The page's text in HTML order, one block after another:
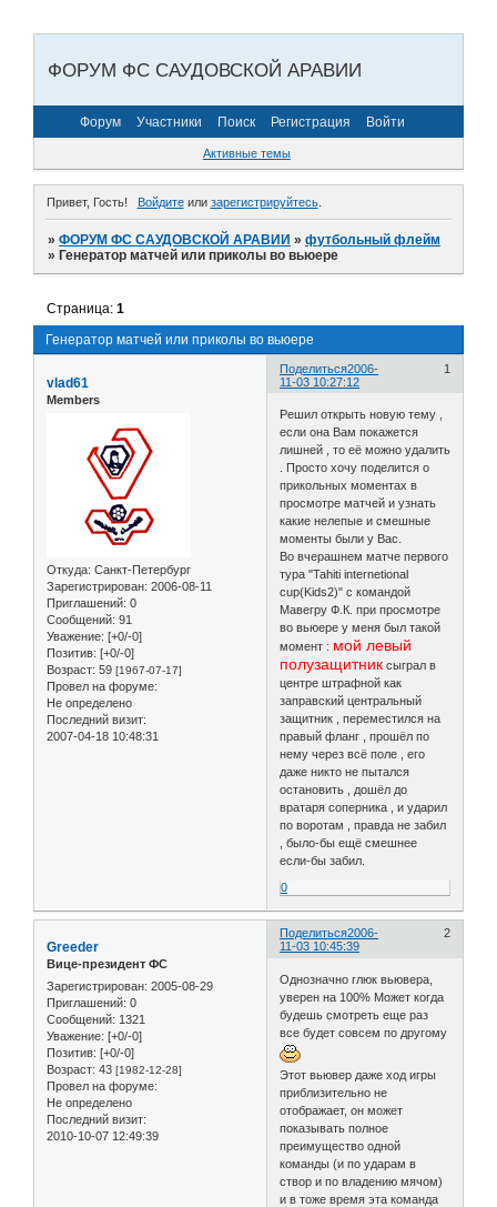
ФОРУМ ФС САУДОВСКОЙ АРАВИИ
Форум Участники Поиск Регистрация Войти
Активные темы
Привет, Гость! Войдитеили зарегистрируйтесь.
»ФОРУМ ФС САУДОВСКОЙ АРАВИИ »футбольный флейм
»Генератор матчей или приколы во вьюере
Генератор матчей или приколы во вьюере
Страница:1
Поделиться 1
2006-
11-03 10:27:12
vlad61
Members
Откуда: Санкт-Петербург
Зарегистрирован: 2006-08-11
Приглашений: 0
Сообщений: 91
Уважение: [+0/-0]
Позитив: [+0/-0]
Возраст: 59 [1967-07-17]
Провел на форуме:
Не определено
Последний визит:
2007-04-18 10:48:31
Решил открыть новую тему ,
если она Вам покажется
лишней , то её можно удалить
. Просто хочу поделится о
прикольных моментах в
просмотре матчей и узнать
какие нелепые и смешные
моменты были у Вас.
Во вчерашнем матче первого
тура "Tahiti internetional
cup(Kids2)" с командой
Мавегру Ф.К. при просмотре
во вьюере у меня был такой
момент : мой левый
полузащитник сыграл в
центре штрафной как
заправский центральный
защитник , переместился на
правый фланг , прошёл по
нему через всё поле , его
даже никто не пытался
остановить , дошёл до
вратаря соперника , и ударил
по воротам , правда не забил
, было-бы ещё смешнее
если-бы забил.
0
Поделиться 2
2006-
11-03 10:45:39
Greeder
Вице-президент ФС
Зарегистрирован: 2005-08-29
Приглашений: 0
Сообщений: 1321
Уважение: [+0/-0]
Позитив: [+0/-0]
Возраст: 43 [1982-12-28]
Провел на форуме:
Не определено
Последний визит:
2010-10-07 12:49:39
Однозначно глюк вьювера,
уверен на 100% Может когда
будешь смотреть еще раз
все будет совсем по другому
Этот вьювер даже ход игры
приблизительно не
отображает, он может
показывать полное
преимущество одной
команды (и по ударам в
створ и по владению мячом)
и в тоже время эта команда